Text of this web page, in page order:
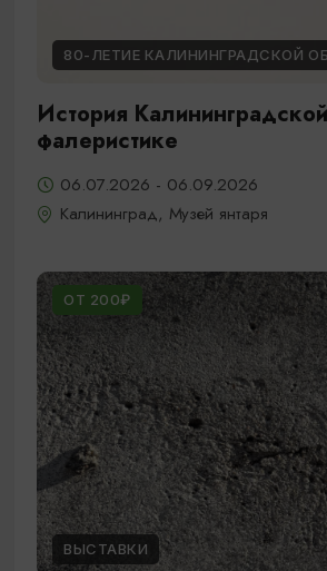
80-ЛЕТИЕ КАЛИНИНГРАДСКОЙ
История
фалеристике
06.07.2026 - 06.09.2026
Калининград, Музей янтаря
ОТ 200₽
ВЫСТАВКИ